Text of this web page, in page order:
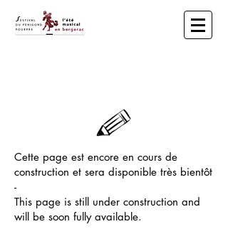
Cette page est encore en cours de
construction et sera disponible très bientôt
-
This page is still under construction and
will be soon fully available.